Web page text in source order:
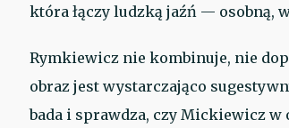
która łączy ludzką jaźń — osobną,
Rymkiewicz nie kombinuje, nie
obraz jest wystarczająco
bada i sprawdza, czy Mickiewicz w